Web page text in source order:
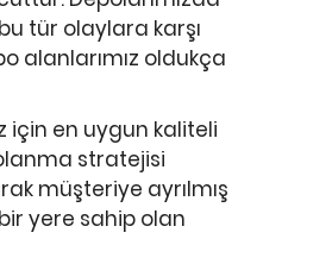
tür olaylara karşı
alanlarımız oldukça
için en uygun kaliteli
stratejisi
müşteriye ayrılmış
yere sahip olan